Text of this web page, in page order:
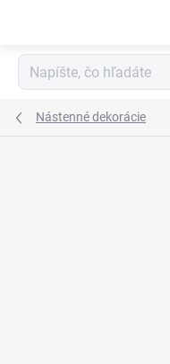
Nástenné dekorácie